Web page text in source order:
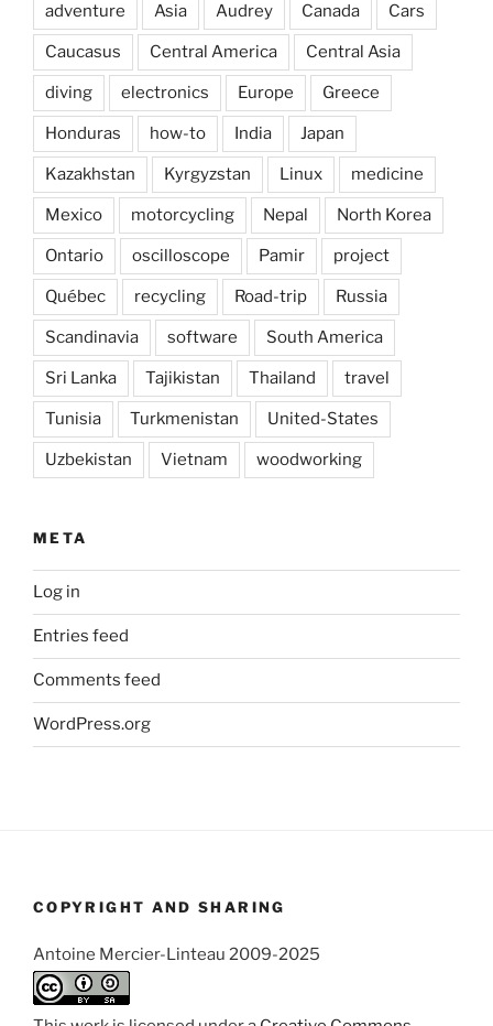
adventure Asia Audrey Canada Cars
Caucasus Central America Central Asia
diving electronics Europe Greece
Honduras how-to India Japan
Kazakhstan Kyrgyzstan Linux medicine
Mexico motorcycling Nepal North Korea
Ontario oscilloscope Pamir project
Québec recycling Road-trip Russia
Scandinavia software South America
Sri Lanka Tajikistan Thailand travel
Tunisia Turkmenistan United-States
Uzbekistan Vietnam woodworking
META
Log in
Entries feed
Comments feed
WordPress.org
COPYRIGHT AND SHARING
Antoine Mercier-Linteau 2009-2025